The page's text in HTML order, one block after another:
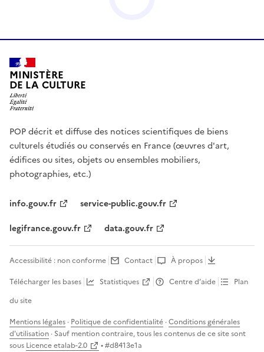
MINISTÈRE
DE LA CULTURE
POP décrit et diffuse des notices scientifiques de biens
culturels étudiés ou conservés en France (œuvres d'art,
édifices ou sites, objets ou ensembles mobiliers,
photographies, etc.)
info.gouv.fr
service-public.gouv.fr
legifrance.gouv.fr
data.gouv.fr
Accessibilité : non conforme Contact
À propos
Télécharger les bases
Statistiques Centre d’aide
Plan
du site
Mentions légales · Politique de confidentialité ·Conditions générales
d'utilisation · Sauf mention contraire, tous les contenus de ce site sont
sous Licence etalab-2.0 • #d8413e1a